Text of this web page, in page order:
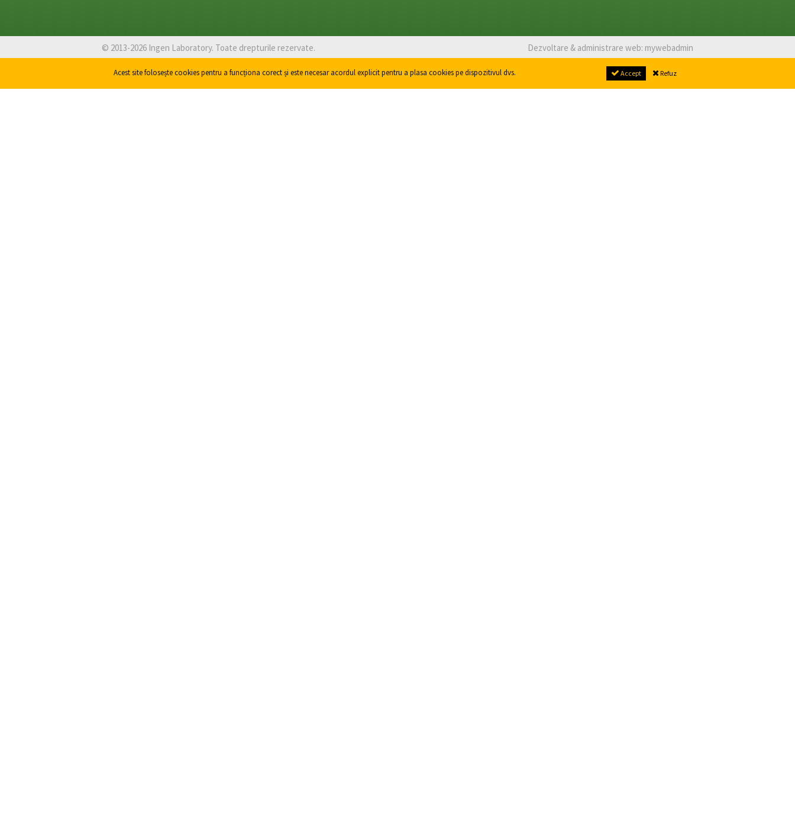
Acest site folosește cookies pentru a funcționa corect și este necesar acordul explicit pentru a plasa cookies pe dispozitivul dvs. Accept Refuz
© 2013-2026 Ingen Laboratory. Toate drepturile rezervate. Dezvoltare & administrare web: mywebadmin